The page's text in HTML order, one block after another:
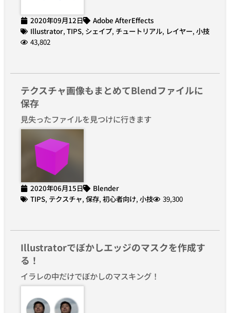
2020年09月12日
Adobe AfterEffects
Illustrator, TIPS, シェイプ, チュートリアル, レイヤー, 小技
43,802
テクスチャ画像もまとめてBlendファイルに
保存
見失ったファイルを見つけに行きます
2020年06月15日
Blender
TIPS, テクスチャ, 保存, 初心者向け, 小技 39,300
Illustratorでぼかしエッジのマスクを作成す
る！
イラレの中だけでぼかしのマスキング！